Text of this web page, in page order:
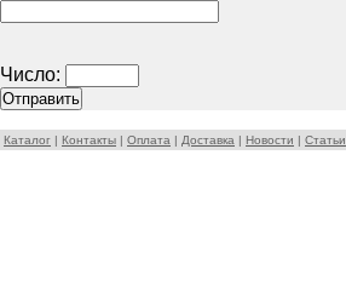
Число:
Каталог | Контакты | Оплата | Доставка | Новости | Статьи